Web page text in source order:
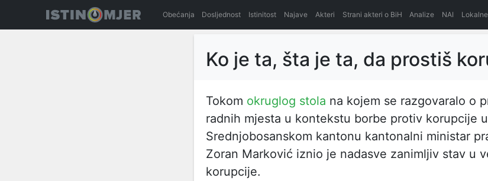
Obećanja Dosljednost Istinitost Najave Akteri Strani akteri o BiH Analize NAI
Ko je ta, šta je ta, da prostiš
Tokom okruglog stola na kojem se razgovaralo o
radnih mjesta u kontekstu borbe protiv korupcije u
Srednjobosanskom kantonu kantonalni ministar
Zoran Marković iznio je nadasve zanimljiv stav u
korupcije.